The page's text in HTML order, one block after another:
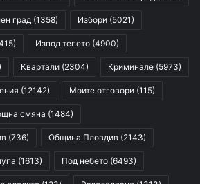
град (1358) Избори (5021)
Изпод тепето (4900)
Квартали (2304) Криминале (5973)
(12142) Моите отговори (115)
смяна (1484)
(736) Община Пловдив (2143)
(1613) Под небето (6493)